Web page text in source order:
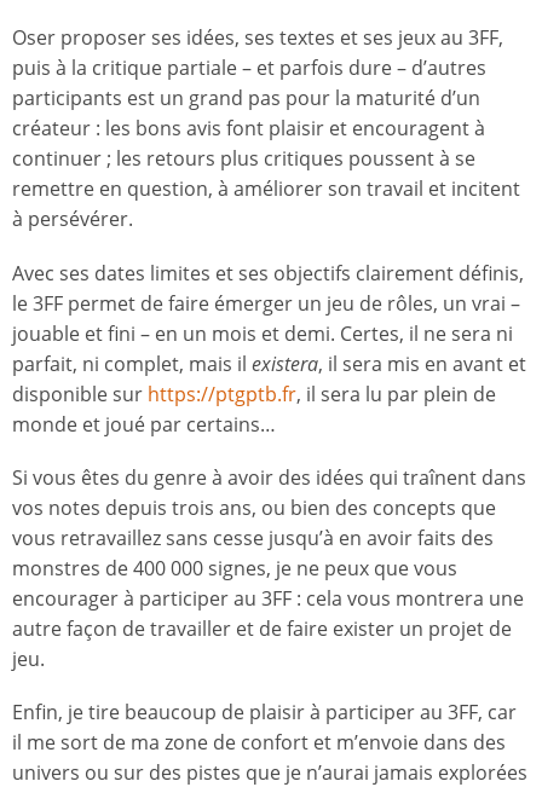
Oser proposer ses idées, ses textes et ses jeux au 3FF,
puis à la critique partiale – et parfois dure – d’autres
participants est un grand pas pour la maturité d’un
créateur : les bons avis font plaisir et encouragent à
continuer ; les retours plus critiques poussent à se
remettre en question, à améliorer son travail et incitent
à persévérer.
Avec ses dates limites et ses objectifs clairement définis,
le 3FF permet de faire émerger un jeu de rôles, un vrai –
jouable et fini – en un mois et demi. Certes, il ne sera ni
parfait, ni complet, mais il existera, il sera mis en avant et
disponible sur https://ptgptb.fr, il sera lu par plein de
monde et joué par certains…
Si vous êtes du genre à avoir des idées qui traînent dans
vos notes depuis trois ans, ou bien des concepts que
vous retravaillez sans cesse jusqu’à en avoir faits des
monstres de 400 000 signes, je ne peux que vous
encourager à participer au 3FF : cela vous montrera une
autre façon de travailler et de faire exister un projet de
jeu.
Enfin, je tire beaucoup de plaisir à participer au 3FF, car
il me sort de ma zone de confort et m’envoie dans des
univers ou sur des pistes que je n’aurai jamais explorées